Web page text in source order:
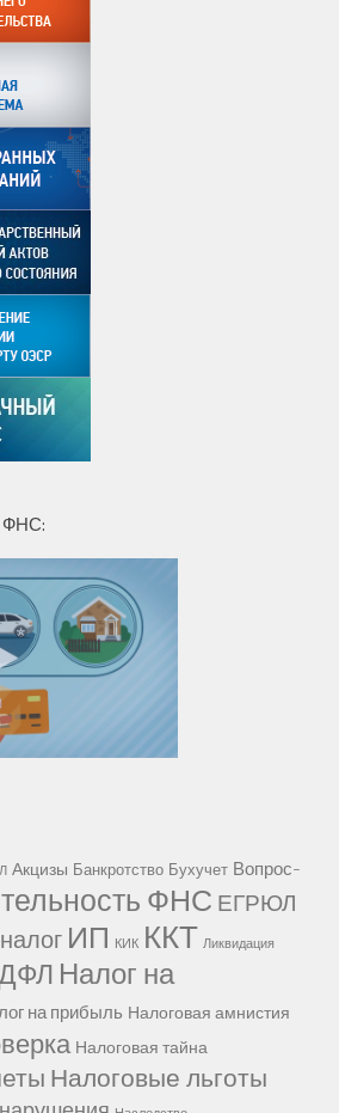
Акцизы Банкротство Бухучет Вопрос-
ФНС ЕГРЮЛ
ИП КИК ККТ Ликвидация
Налог на
на прибыль Налоговая амнистия
Налоговая тайна
Налоговые льготы